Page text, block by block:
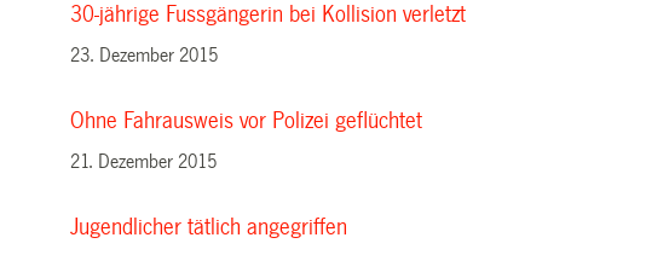
30-jährige Fussgängerin bei Kollision verletzt
23. Dezember 2015
Ohne Fahrausweis vor Polizei geflüchtet
21. Dezember 2015
Jugendlicher tätlich angegriffen